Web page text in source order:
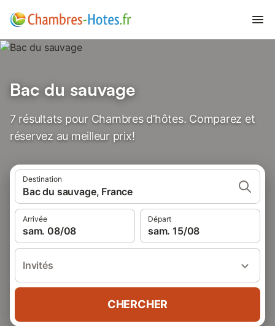
Bac du sauvage
7 résultats pour Chambres d’hôtes. Comparez et
réservez au meilleur prix!
Destination
Bac du sauvage, France
Arrivée
sam. 08/08
Départ
sam. 15/08
Invités
CHERCHER